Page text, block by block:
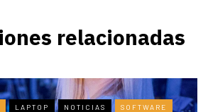
relacionadas
LAPTOP NOTICIAS SOFTWARE